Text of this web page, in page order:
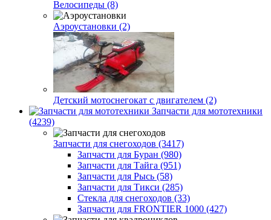
Велосипеды (8)
Аэроустановки (2)
Детский мотоснегокат с двигателем (2)
Запчасти для мототехники
(4239)
Запчасти для снегоходов (3417)
Запчасти для Буран (980)
Запчасти для Тайга (951)
Запчасти для Рысь (58)
Запчасти для Тикси (285)
Стекла для снегоходов (33)
Запчасти для FRONTIER 1000 (427)